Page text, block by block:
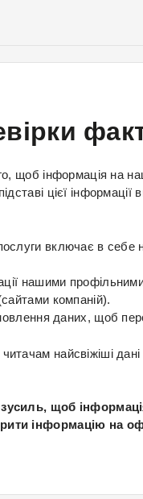
щоб інформація на
цієї
включає в себе
нашими
компаній).
даних, щоб
найсвіжіші
щоб
інформацію на